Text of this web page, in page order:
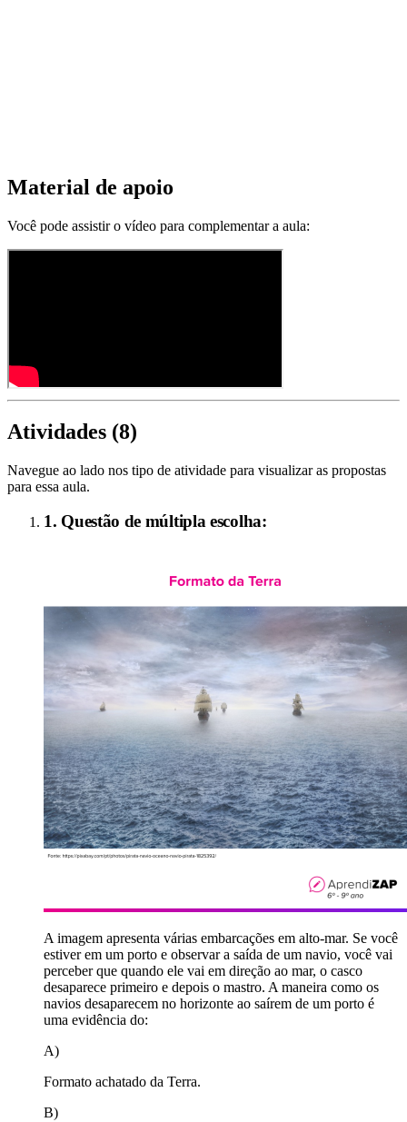
Material de apoio
Você pode assistir o vídeo para complementar a aula:
Atividades (8)
Navegue ao lado nos tipo de atividade para visualizar as propostas
para essa aula.
1. Questão de múltipla escolha:
A imagem apresenta várias embarcações em alto-mar. Se você
estiver em um porto e observar a saída de um navio, você vai
perceber que quando ele vai em direção ao mar, o casco
desaparece primeiro e depois o mastro. A maneira como os
navios desaparecem no horizonte ao saírem de um porto é
uma evidência do:
A)
Formato achatado da Terra.
B)